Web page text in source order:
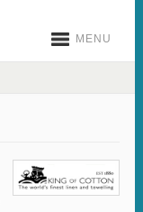
MENU